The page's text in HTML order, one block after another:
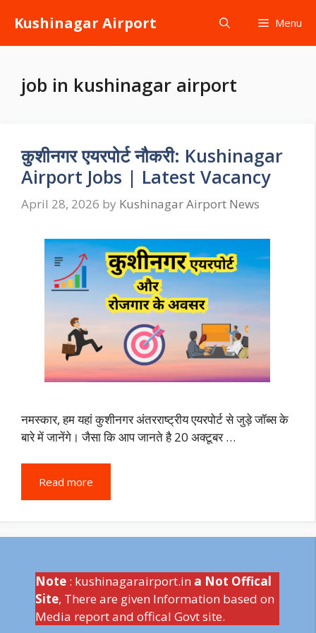
content
Kushinagar Airport Menu
job in kushinagar airport
कुशीनगर एयरपोर्ट नौकरी: Kushinagar
Airport Jobs | Latest Vacancy
April 28, 2026 by Kushinagar Airport News
नमस्कार, हम यहां कुशीनगर अंतरराष्ट्रीय एयरपोर्ट से जुड़े जॉब्स के
बारे में जानेंगे। जैसा कि आप जानते है 20 अक्टूबर …
Read more
Note : kushinagarairport.in a Not Offical
Site, There are given Information based on
Media report and offical Govt site.